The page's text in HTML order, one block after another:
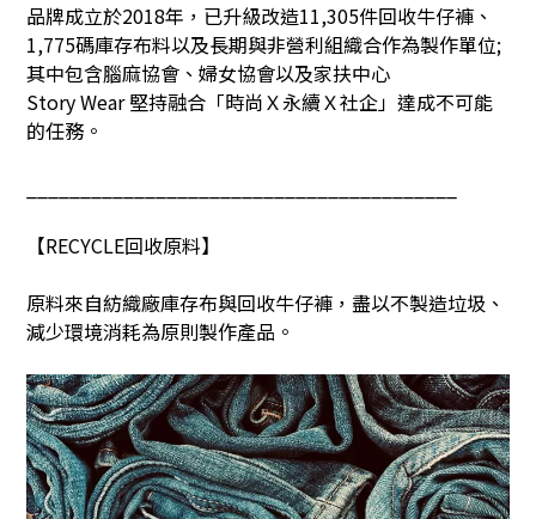
品牌成立於2018年，已升級改造11,305件回收牛仔褲、
1,775碼庫存布料以及長期與非營利組織合作為製作單位;
其中包含腦麻協會、婦女協會以及家扶中心
Story Wear堅持融合「時尚Ｘ永續Ｘ社企」達成不可能
的任務。
【RECYCLE回收原料】
原料來自紡織廠庫存布與回收牛仔褲，盡以不製造垃圾、
減少環境消耗為原則製作產品。